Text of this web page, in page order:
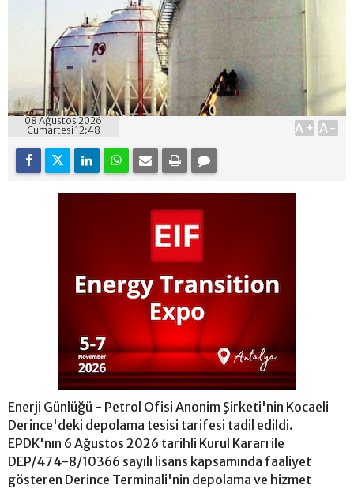
08 Ağustos 2026
Cumartesi 12:48
A+ A-
Enerji Günlüğü - Petrol Ofisi Anonim Şirketi'nin Kocaeli
Derince'deki depolama tesisi tarifesi tadil edildi.
EPDK'nın 6 Ağustos 2026 tarihli Kurul Kararı ile
DEP/474-8/10366 sayılı lisans kapsamında faaliyet
gösteren Derince Terminali'nin depolama ve hizmet